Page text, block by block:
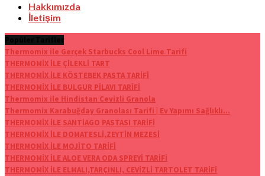
Hakkımızda
İletişim
Thermomix ile Gerçek Starbucks Cool Lime Tarifi
THERMOMİX İLE ÇİLEKLİ TART
THERMOMİX İLE KÖSTEBEK PASTA TARİFİ
THERMOMİX İLE BULGUR PİLAVI TARİFİ
Thermomix ile Hindistan Cevizli Granola
Thermomix Karabuğday Granolası Tarifi | Ev Yapımı Sağlıklı...
THERMOMİX İLE SANTİAGO PASTASI TARİFİ
THERMOMİX İLE DOMATESLİ,ZEYTİN MEZESİ
THERMOMİX İLE MOJİTO TARİFİ
THERMOMİX İLE ALOE VERA ODA SPREYİ TARİFİ
THERMOMİX İLE ELMALI,TARÇINLI, CEVİZLİ TARTOLET TARİFİ